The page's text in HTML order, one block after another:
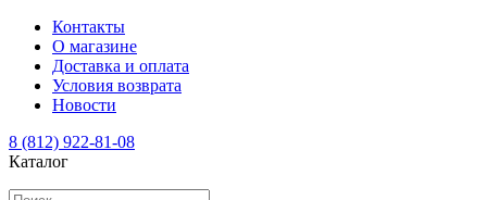
Контакты
О магазине
Доставка и оплата
Условия возврата
Новости
8 (812) 922-81-08
Каталог